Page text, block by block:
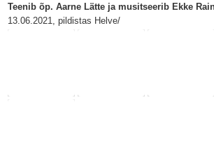
Teenib õp. Aarne Lätte ja musitseerib Ekke
13.06.2021, pildistas Helve/